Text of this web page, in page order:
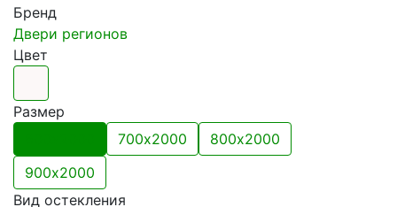
Бренд
Двери регионов
Цвет
Размер
700х2000
800х2000
900х2000
Вид остекления